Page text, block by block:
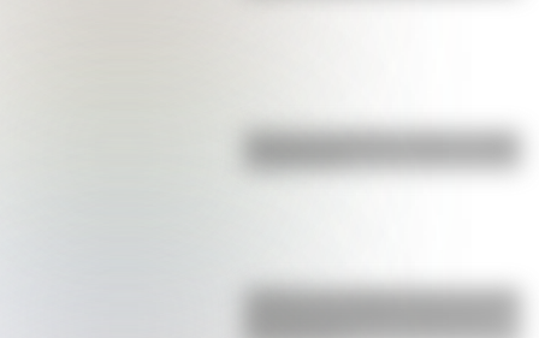
Bandera de Bolivia: historia, origen
¿Sabías que Argentina tuvo la torre